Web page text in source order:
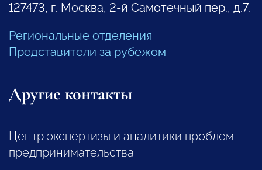
127473, г. Москва, 2-й Самотечный пер., д.7.
Региональные отделения
Представители за рубежом
Другие контакты
Центр экспертизы и аналитики проблем
предпринимательства